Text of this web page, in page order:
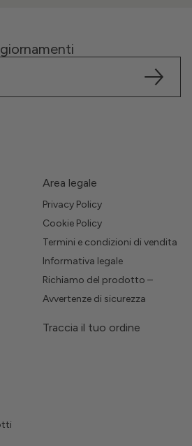
Area legale
Privacy Policy
Cookie Policy
Termini e condizioni di vendita
Informativa legale
Richiamo del prodotto –
Avvertenze di sicurezza
Traccia il tuo ordine